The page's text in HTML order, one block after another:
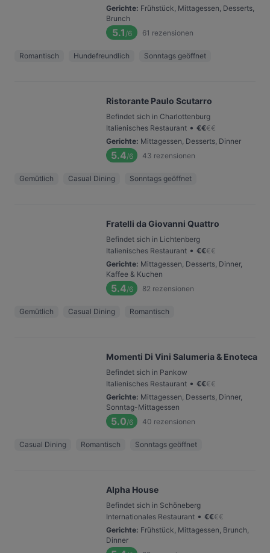
Gerichte: Frühstück, Mittagessen, Desserts,
Brunch
5.1 /6 61 rezensionen
Romantisch Hundefreundlich Sonntags geöffnet
Ristorante Paulo Scutarro
Befindet sich in Charlottenburg
Italienisches Restaurant • €€€€
Gerichte: Mittagessen, Desserts, Dinner
5.4/6 43 rezensionen
Gemütlich Casual Dining Sonntags geöffnet
Fratelli da Giovanni Quattro
Befindet sich in Lichtenberg
Italienisches Restaurant • €€€€
Gerichte: Mittagessen, Desserts, Dinner,
Kaffee & Kuchen
5.4/6 82 rezensionen
Gemütlich Casual Dining Romantisch
Momenti Di Vini Salumeria & Enoteca
Befindet sich in Pankow
Italienisches Restaurant • €€€€
Gerichte: Mittagessen, Desserts, Dinner,
Sonntag-Mittagessen
5.0/6 40 rezensionen
Casual Dining Romantisch Sonntags geöffnet
Alpha House
Befindet sich in Schöneberg
Internationales Restaurant • €€€€
Gerichte: Frühstück, Mittagessen, Brunch,
Dinner